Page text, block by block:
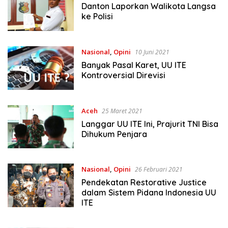
Danton Laporkan Walikota Langsa
ke Polisi
Nasional, Opini 10 Juni 2021
Banyak Pasal Karet, UU ITE
Kontroversial Direvisi
Aceh 25 Maret 2021
Langgar UU ITE Ini, Prajurit TNI Bisa
Dihukum Penjara
Nasional, Opini 26 Februari 2021
Pendekatan Restorative Justice
dalam Sistem Pidana Indonesia UU
ITE